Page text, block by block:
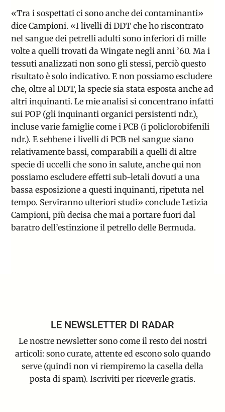
«Tra i sospettati ci sono anche dei contaminanti»
dice Campioni. «I livelli di DDT che ho riscontrato
nel sangue dei petrelli adulti sono inferiori di mille
volte a quelli trovati da Wingate negli anni ’60. Ma i
tessuti analizzati non sono gli stessi, perciò questo
risultato è solo indicativo. E non possiamo escludere
che, oltre al DDT, la specie sia stata esposta anche ad
altri inquinanti. Le mie analisi si concentrano infatti
sui POP (gli inquinanti organici persistenti ndr.),
incluse varie famiglie come i PCB (i policlorobifenili
ndr.). E sebbene i livelli di PCB nel sangue siano
relativamente bassi, comparabili a quelli di altre
specie di uccelli che sono in salute, anche qui non
possiamo escludere effetti sub-letali dovuti a una
bassa esposizione a questi inquinanti, ripetuta nel
tempo. Serviranno ulteriori studi» conclude Letizia
Campioni, più decisa che mai a portare fuori dal
baratro dell’estinzione il petrello delle Bermuda.
LE NEWSLETTER DI RADAR
Le nostre newsletter sono come il resto dei nostri
articoli: sono curate, attente ed escono solo quando
serve (quindi non vi riempiremo la casella della
posta di spam). Iscriviti per riceverle gratis.